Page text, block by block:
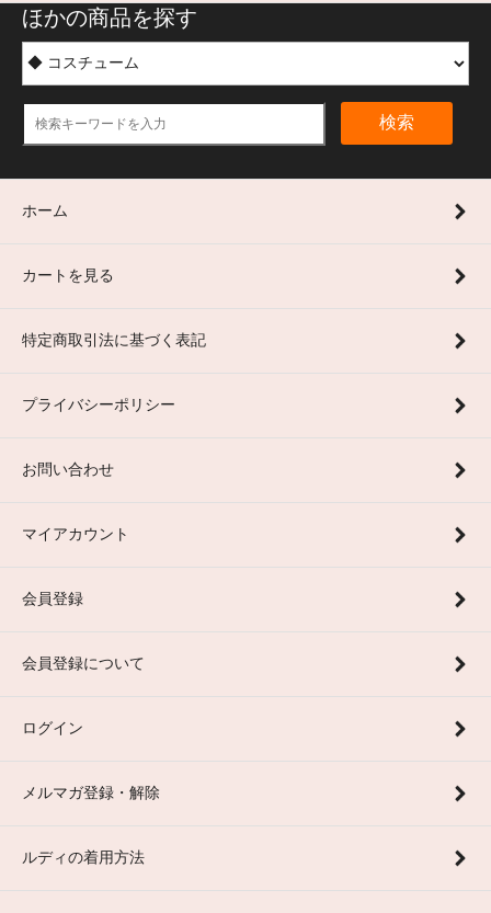
ほかの商品を探す
検索
ホーム
カートを見る
特定商取引法に基づく表記
プライバシーポリシー
お問い合わせ
マイアカウント
会員登録
会員登録について
ログイン
メルマガ登録・解除
ルディの着用方法